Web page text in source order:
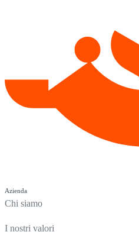
Azienda
Chi siamo
I nostri valori